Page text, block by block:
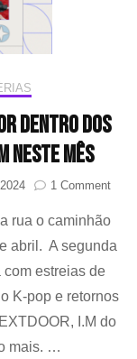
dentro dos
neste mês
1 Commenton
Vem
por
rua o caminhão
abril. A segunda
estreias de
K-pop e retornos
I.M do
mais. …